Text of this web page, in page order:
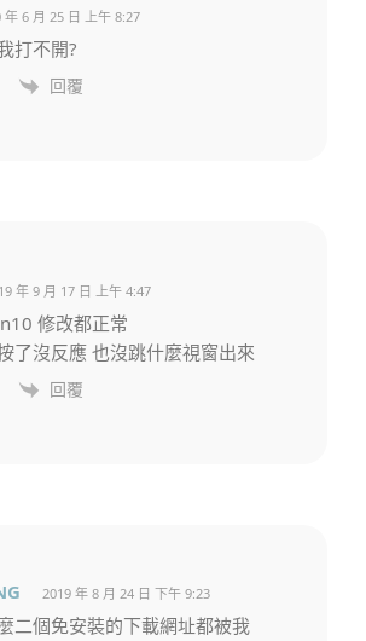
年 6 月 25 日 上午 8:27
打不開?
回覆
年 9 月 17 日 上午 4:47
修改都正常
了沒反應 也沒跳什麼視窗出來
回覆
2019 年 8 月 24 日 下午 9:23
二個免安裝的下載網址都被我